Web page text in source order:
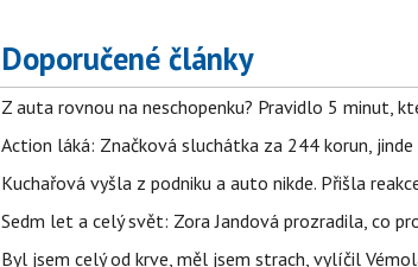
Doporučené články
Z auta rovnou na neschopenku? Pravidlo 5 minut,
Action láká: Značková sluchátka za 244 korun,
Kuchařová vyšla z podniku a auto nikde. Přišla
Sedm let a celý svět: Zora Jandová prozradila, co
Byl jsem celý od krve, měl jsem strach, vylíčil